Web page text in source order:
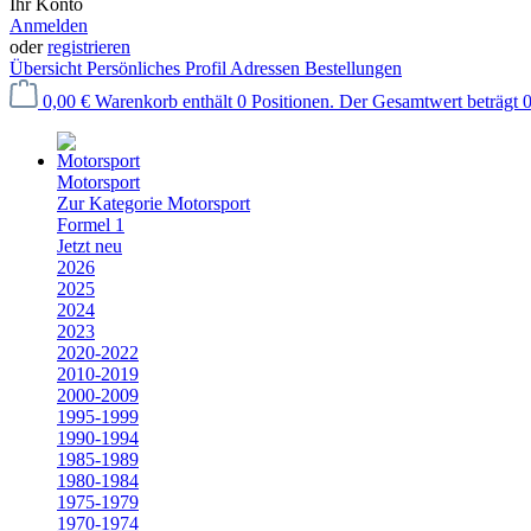
Ihr Konto
Anmelden
oderregistrieren
Übersicht Persönliches Profil Adressen Bestellungen
0,00 € Warenkorb enthält 0 Positionen. Der Gesamtwert beträgt
Motorsport
Zur Kategorie Motorsport
Formel 1
Jetzt neu
2026
2025
2024
2023
2020-2022
2010-2019
2000-2009
1995-1999
1990-1994
1985-1989
1980-1984
1975-1979
1970-1974